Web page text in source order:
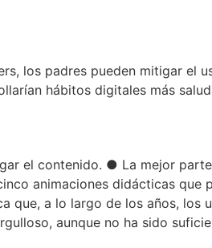
los padres pueden mitigar el
hábitos digitales más
el contenido. ● La mejor
animaciones didácticas que
que, a lo largo de los años, los
aunque no ha sido